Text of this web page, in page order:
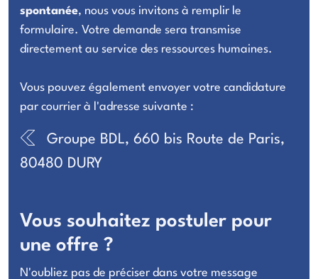
spontanée, nous vous invitons à remplir le
formulaire. Votre demande sera transmise
directement au service des ressources humaines.
Vous pouvez également envoyer votre candidature
par courrier à l'adresse suivante :
Groupe BDL, 660 bis Route de Paris,
80480 DURY
Vous souhaitez postuler pour
une offre ?
N'oubliez pas de préciser dans votre message